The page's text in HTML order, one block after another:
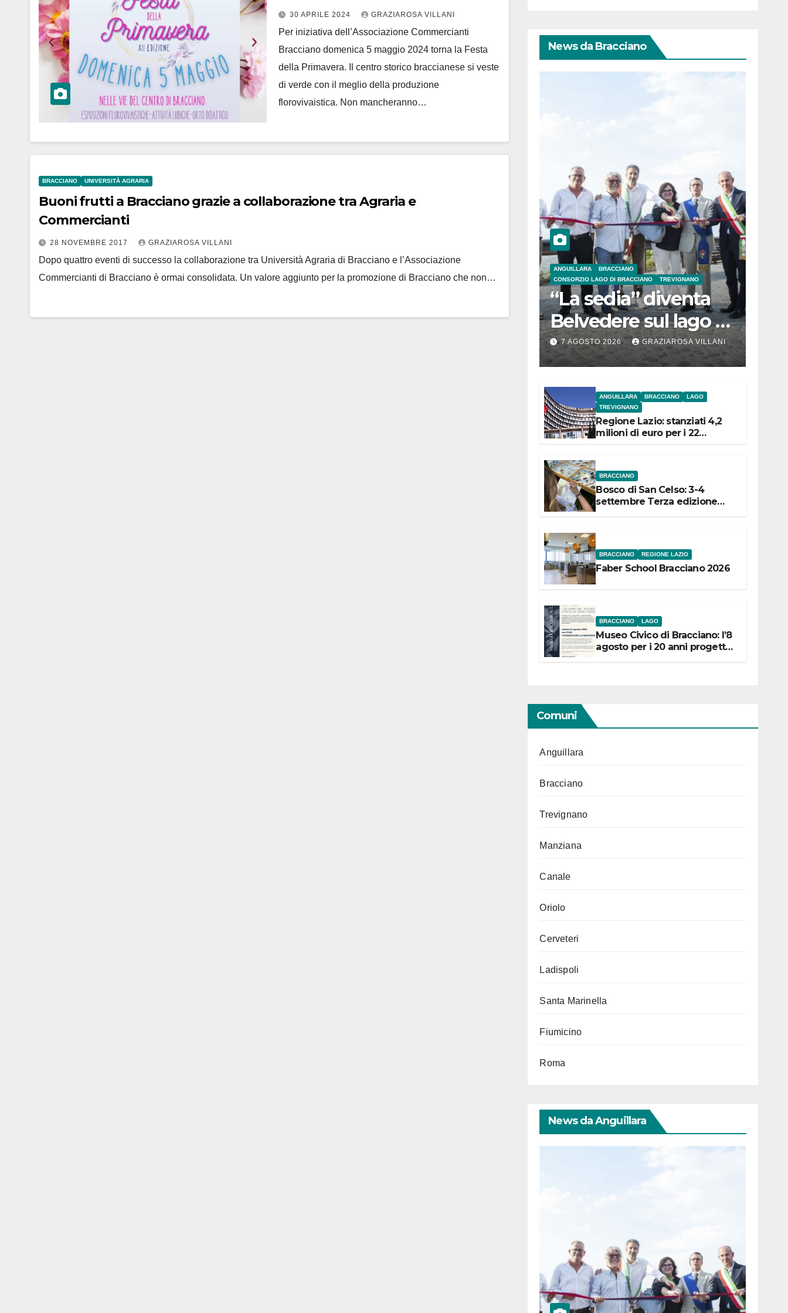
30 APRILE 2024 GRAZIAROSA VILLANI
Per iniziativa dell’Associazione Commercianti
Bracciano domenica 5 maggio 2024 torna la Festa
della Primavera. Il centro storico braccianese si veste
di verde con il meglio della produzione
florovivaistica. Non mancheranno…
BRACCIANO UNIVERSITÀ AGRARIA
Buoni frutti a Bracciano grazie a collaborazione tra Agraria e
Commercianti
28 NOVEMBRE 2017 GRAZIAROSA VILLANI
Dopo quattro eventi di successo la collaborazione tra Università Agraria di Bracciano e l’Associazione
Commercianti di Bracciano è ormai consolidata. Un valore aggiunto per la promozione di Bracciano che non…
News da Bracciano
ANGUILLARA
BRACCIANO
CONSORZIO LAGO DI BRACCIANO
TREVIGNANO
“La sedia” diventa
Belvedere sul lago di
Bracciano: ieri
l’inaugurazione
7 AGOSTO 2026 GRAZIAROSA VILLANI
ANGUILLARA BRACCIANO
LAGO
TREVIGNANO
Regione Lazio: stanziati 4,2
milioni di euro per i 22
BRACCIANO
Bosco di San Celso: 3-4
settembre Terza edizione
BRACCIANO REGIONE LAZIO
Faber School Bracciano 2026
BRACCIANO LAGO
Museo Civico di Bracciano: l’8
agosto per i 20 anni progetto
Comuni
Anguillara
Bracciano
Trevignano
Manziana
Canale
Oriolo
Cerveteri
Ladispoli
Santa Marinella
Fiumicino
Roma
News da Anguillara